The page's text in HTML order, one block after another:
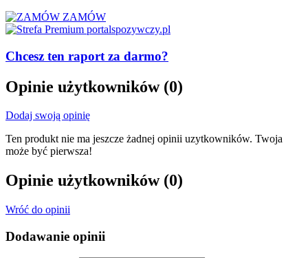
ZAMÓW
Chcesz ten raport za darmo?
Opinie użytkowników (0)
Dodaj swoją opinię
Ten produkt nie ma jeszcze żadnej opinii uzytkowników. Twoja
może być pierwsza!
Opinie użytkowników (0)
Wróć do opinii
Dodawanie opinii